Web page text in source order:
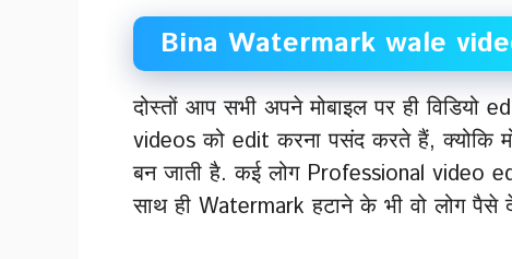
Bina Watermark wale
दोस्तों आप सभी अपने मोबाइल पर ही विडियो
videos को edit करना पसंद करते हैं, क्योकि
बन जाती है. कई लोग Professional video
साथ ही Watermark हटाने के भी वो लोग